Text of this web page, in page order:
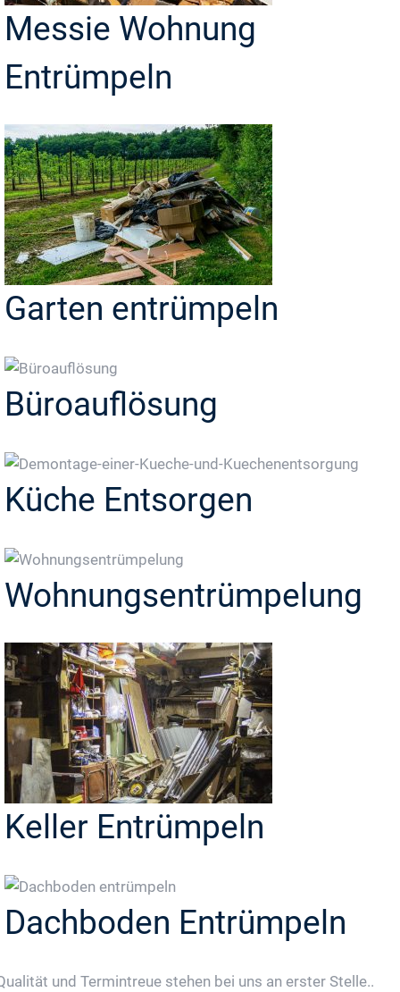
Messie Wohnung
Entrümpeln
Garten entrümpeln
Büroauflösung
Küche Entsorgen
Wohnungsentrümpelung
Keller Entrümpeln
Dachboden Entrümpeln
und Termintreue stehen bei uns an erster Stelle..